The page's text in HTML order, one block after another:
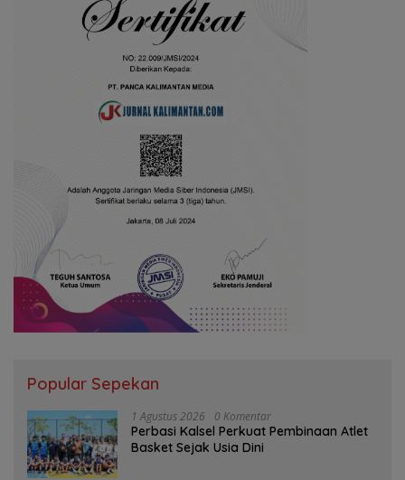
Popular Sepekan
1 Agustus 2026 0 Komentar
Perbasi Kalsel Perkuat Pembinaan Atlet
Basket Sejak Usia Dini